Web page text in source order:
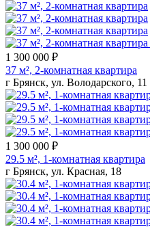
1 300 000 ₽
37 м², 2-комнатная квартира
г Брянск, ул. Володарского, 11
1 300 000 ₽
29.5 м², 1-комнатная квартира
г Брянск, ул. Красная, 18